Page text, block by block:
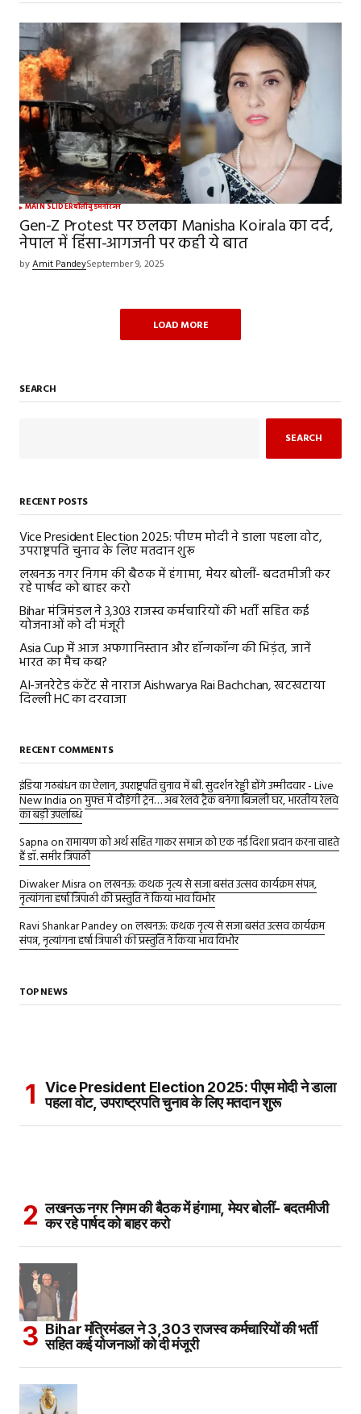
MAIN SLIDERबॉलीवुडमनोरंजन
Gen-Z Protest पर छलका Manisha Koirala का दर्द,
नेपाल में हिंसा-आगजनी पर कही ये बात
byAmit PandeySeptember 9, 2025
LOAD MORE
SEARCH
SEARCH
RECENT POSTS
Vice President Election 2025: पीएम मोदी ने डाला पहला वोट,
उपराष्ट्रपति चुनाव के लिए मतदान शुरू
लखनऊ नगर निगम की बैठक में हंगामा, मेयर बोलीं- बदतमीजी कर
रहे पार्षद को बाहर करो
Bihar मंत्रिमंडल ने 3,303 राजस्व कर्मचारियों की भर्ती सहित कई
योजनाओं को दी मंजूरी
Asia Cup में आज अफगानिस्तान और हॉन्गकॉन्ग की भिड़ंत, जानें
भारत का मैच कब?
AI-जनरेटेड कंटेंट से नाराज Aishwarya Rai Bachchan, खटखटाया
दिल्ली HC का दरवाजा
RECENT COMMENTS
इंडिया गठबंधन का ऐलान, उपराष्ट्रपति चुनाव में बी. सुदर्शन रेड्डी होंगे उम्मीदवार - Live
New Indiaonमुफ्त में दौड़ेगी ट्रेन… अब रेलवे ट्रैक बनेगा बिजली घर, भारतीय रेलवे
का बड़ी उपलब्धि
Sapnaonरामायण को अर्थ सहित गाकर समाज को एक नई दिशा प्रदान करना चाहते
हैं डॉ. समीर त्रिपाठी
Diwaker Misraonलखनऊ: कथक नृत्य से सजा बसंत उत्सव कार्यक्रम संपन्न,
नृत्यांगना हर्षा त्रिपाठी की प्रस्तुति ने किया भाव विभोर
Ravi Shankar Pandeyonलखनऊ: कथक नृत्य से सजा बसंत उत्सव कार्यक्रम
संपन्न, नृत्यांगना हर्षा त्रिपाठी की प्रस्तुति ने किया भाव विभोर
TOP NEWS
Vice President Election 2025: पीएम मोदी ने डाला
पहला वोट, उपराष्ट्रपति चुनाव के लिए मतदान शुरू
लखनऊ नगर निगम की बैठक में हंगामा, मेयर बोलीं- बदतमीजी
कर रहे पार्षद को बाहर करो
Bihar मंत्रिमंडल ने 3,303 राजस्व कर्मचारियों की भर्ती
सहित कई योजनाओं को दी मंजूरी